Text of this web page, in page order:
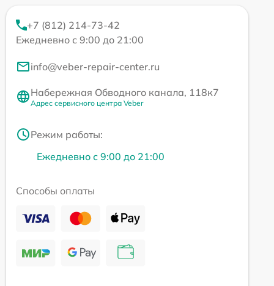
+7 (812) 214-73-42
Ежедневно с 9:00 до 21:00
info@veber-repair-center.ru
Набережная Обводного канала, 118к7
Адрес сервисного центра Veber
Режим работы:
Ежедневно с 9:00 до 21:00
Способы оплаты